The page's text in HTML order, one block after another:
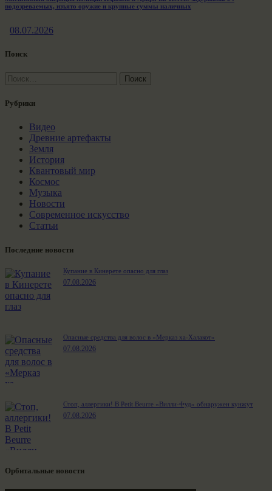
подозреваемых, изъято оружие и крупные суммы наличных
08.07.2026
Поиск
Найти:
Рубрики
Видео
Древние артефакты
Земля
История
Квантовый мир
Космос
Музыка
Новости
Современное искусство
Статьи
Последние новости
Купание в Кинерете опасно для глаз
07.08.2026
Опасные средства для волос в «Мерказ ха-Халакот»
07.08.2026
Стоп, аллергики! В Petit Beurre «Вилли-Фуд» обнаружен кунжут
07.08.2026
Орбитальные новости